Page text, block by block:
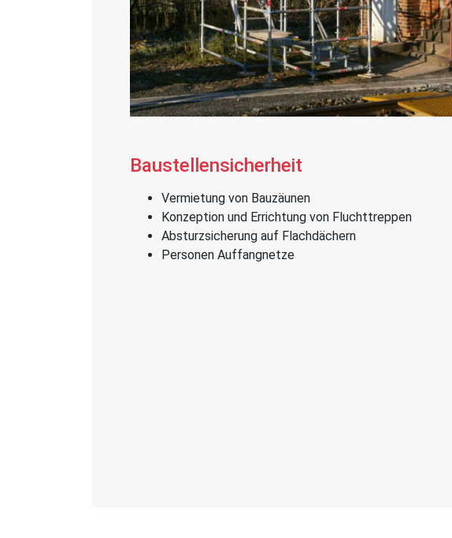
Baustellensicherheit
Vermietung von Bauzäunen
Konzeption und Errichtung von Fluchttreppen
Absturzsicherung auf Flachdächern
Personen Auffangnetze